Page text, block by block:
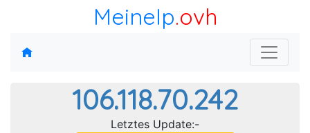
MeineIp.ovh
106.118.70.242
Letztes Update:-